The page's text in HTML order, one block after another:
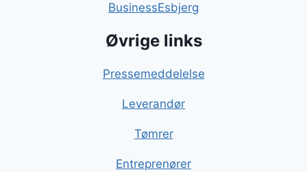
BusinessEsbjerg
Øvrige links
Pressemeddelelse
Leverandør
Tømrer
Entreprenører